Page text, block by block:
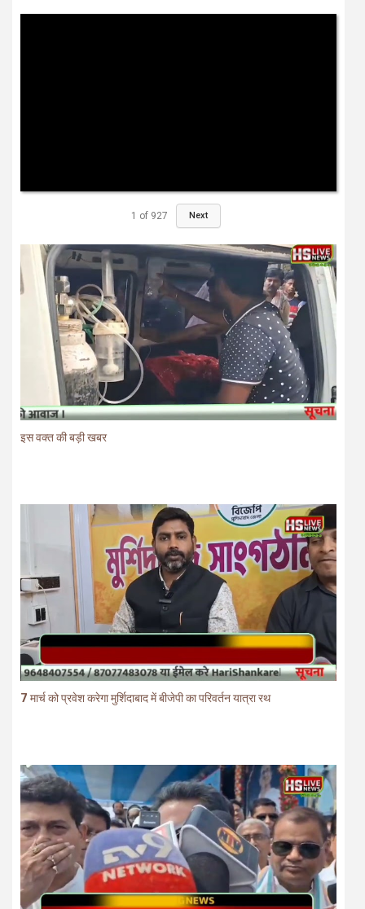
1 of 927 Next
इस वक्त की बड़ी खबर
7 मार्च को प्रवेश करेगा मुर्शिदाबाद में बीजेपी का परिवर्तन यात्रा रथ